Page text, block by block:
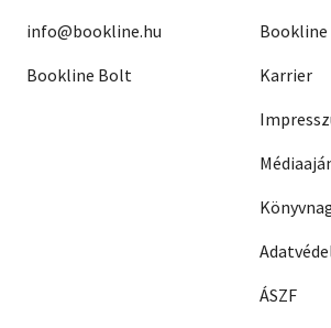
info@bookline.hu
Bookline Bolt
Bookline
Karrier
ÁSZF